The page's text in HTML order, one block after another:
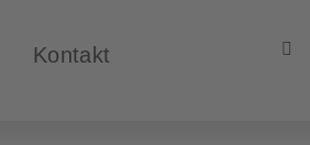
Kontakt